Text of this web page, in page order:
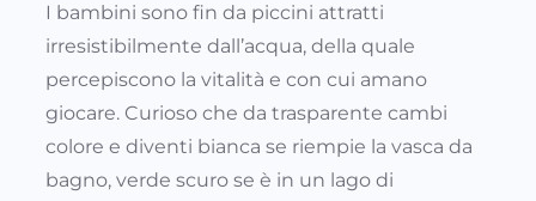
I bambini sono fin da piccini attratti
irresistibilmente dall’acqua, della quale
percepiscono la vitalità e con cui amano
giocare. Curioso che da trasparente cambi
colore e diventi bianca se riempie la vasca da
bagno, verde scuro se è in un lago di